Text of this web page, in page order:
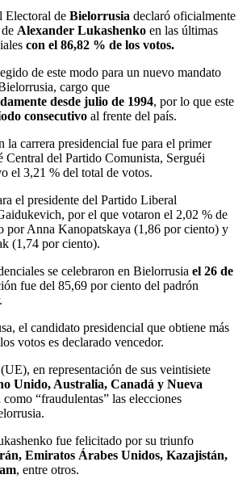
Electoral de Bielorrusia declaró oficialmente
Alexander Lukashenko en las últimas
con el 86,82 % de los votos.
de este modo para un nuevo mandato
cargo que
desde julio de 1994, por lo que este
consecutivo al frente del país.
la carrera presidencial fue para el primer
Central del Partido Comunista, Serguéi
el 3,21 % del total de votos.
el presidente del Partido Liberal
por el que votaron el 2,02 % de
por Anna Kanopatskaya (1,86 por ciento) y
(1,74 por ciento).
se celebraron en Bielorrusia el 26 de
fue del 85,69 por ciento del padrón
el candidato presidencial que obtiene más
votos es declarado vencedor.
(UE), en representación de sus veintisiete
Unido, Australia, Canadá y Nueva
“fraudulentas” las elecciones
fue felicitado por su triunfo
Emiratos Árabes Unidos, Kazajistán,
, entre otros.